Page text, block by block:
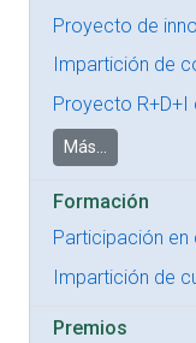
Proyecto de
Impartición de
Proyecto
Más...
Formación
Participación
Impartición de
Premios